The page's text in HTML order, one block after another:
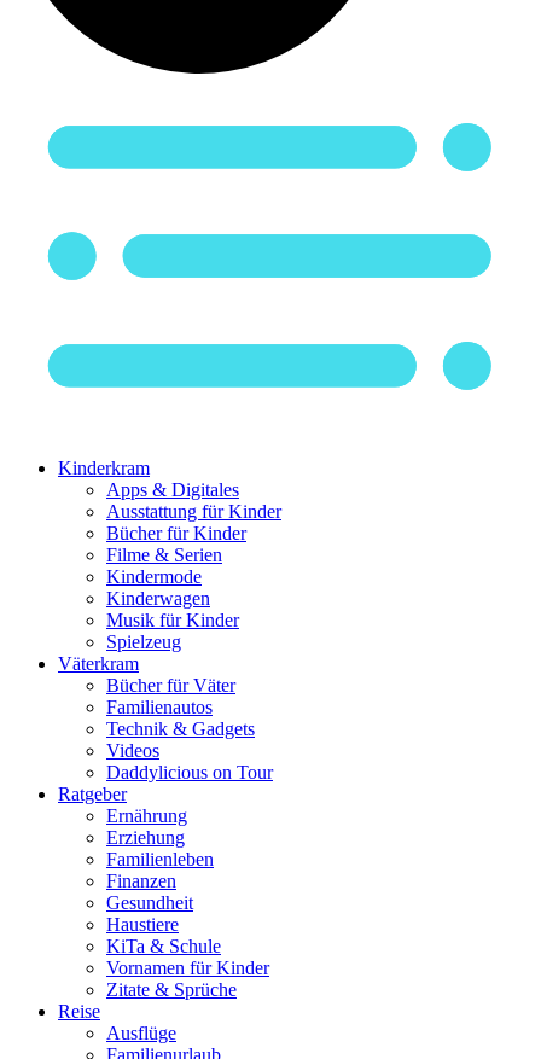
Kinderkram
Apps & Digitales
Ausstattung für Kinder
Bücher für Kinder
Filme & Serien
Kindermode
Kinderwagen
Musik für Kinder
Spielzeug
Väterkram
Bücher für Väter
Familienautos
Technik & Gadgets
Videos
Daddylicious on Tour
Ratgeber
Ernährung
Erziehung
Familienleben
Finanzen
Gesundheit
Haustiere
KiTa & Schule
Vornamen für Kinder
Zitate & Sprüche
Reise
Ausflüge
Familienurlaub